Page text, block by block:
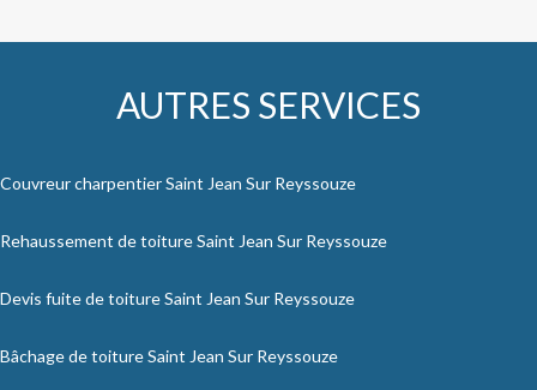
AUTRES SERVICES
Couvreur charpentier Saint Jean Sur Reyssouze
Rehaussement de toiture Saint Jean Sur Reyssouze
Devis fuite de toiture Saint Jean Sur Reyssouze
Bâchage de toiture Saint Jean Sur Reyssouze